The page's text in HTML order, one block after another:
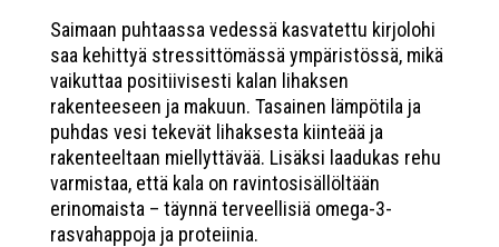
Saimaan puhtaassa vedessä kasvatettu kirjolohi
saa kehittyä stressittömässä ympäristössä, mikä
vaikuttaa positiivisesti kalan lihaksen
rakenteeseen ja makuun. Tasainen lämpötila ja
puhdas vesi tekevät lihaksesta kiinteää ja
rakenteeltaan miellyttävää. Lisäksi laadukas rehu
varmistaa, että kala on ravintosisällöltään
erinomaista – täynnä terveellisiä omega-3-
rasvahappoja ja proteiinia.